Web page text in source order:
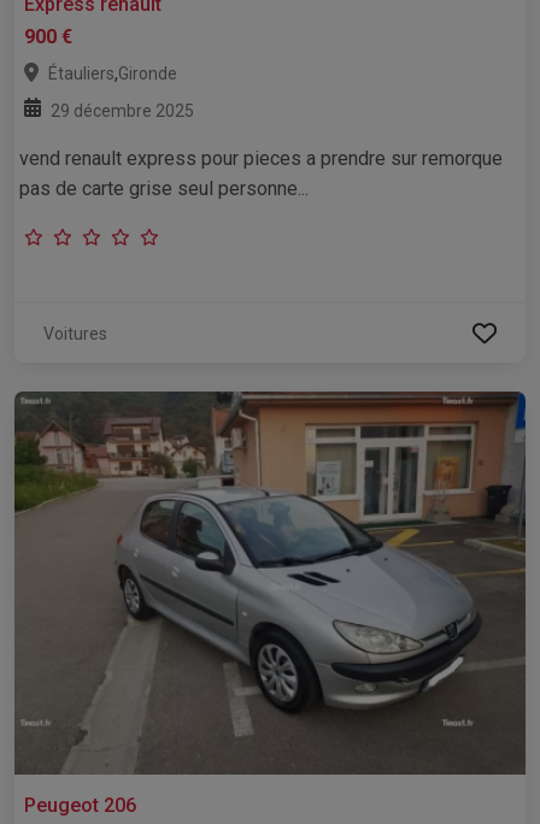
900 €
Étauliers,Gironde
29 décembre 2025
vend renault express pour pieces a prendre sur remorque
pas de carte grise seul personne...
Voitures
Peugeot 206